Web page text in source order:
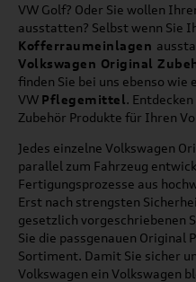
VW Golf? Oder Sie wollen
ausstatten? Selbst wenn Sie
Kofferraumeinlagen
Volkswagen Original
finden Sie bei uns ebenso wie
VW Pflegemittel.
Zubehör Produkte für Ihren
Jedes einzelne Volkswagen
parallel zum Fahrzeug
Fertigungsprozesse aus
Erst nach strengsten
gesetzlich vorgeschriebenen
Sie die passgenauen Original
Sortiment. Damit Sie sicher
Volkswagen ein Volkswagen